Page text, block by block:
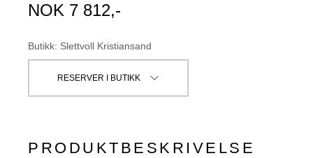
NOK 7 812,-
Butikk: Slettvoll Kristiansand
RESERVER I BUTIKK
PRODUKTBESKRIVELSE